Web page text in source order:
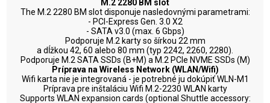
M.2 2280 BM slot
The M.2 2280 BM slot disponuje nasledovnými parametrami:
- PCI-Express Gen. 3.0 X2
- SATA v3.0 (max. 6 Gbps)
Podporuje M.2 karty so šírkou 22 mm
a dĺžkou 42, 60 alebo 80 mm (typ 2242, 2260, 2280).
Podporuje M.2 SATA SSDs (B+M) a M.2 PCIe NVME SSDs (M)
Príprava na Wireless Network (WLAN/Wifi)
Wifi karta nie je integrovaná - je potrebné ju dokúpiť WLN-M1
Príprava pre inštaláciu Wifi M.2-2230 WLAN karty
Supports WLAN expansion cards (optional Shuttle accessory: